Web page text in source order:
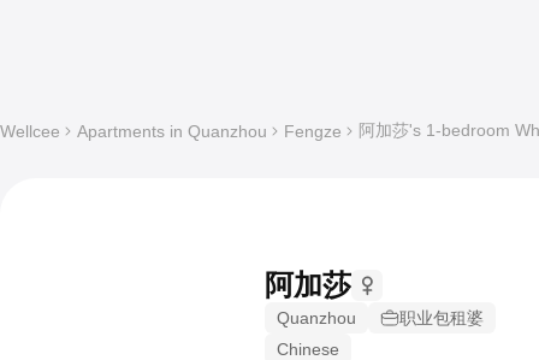
Wellcee Apartments in Quanzhou Fengze 阿加莎's 1-bedroom
阿加莎
Quanzhou
职业包租婆
Chinese